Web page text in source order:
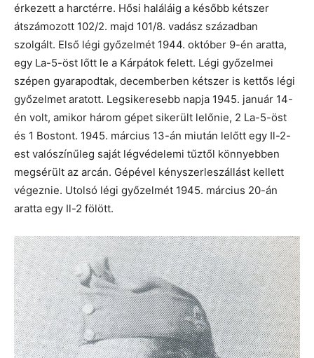
érkezett a harctérre. Hősi haláláig a később kétszer
átszámozott 102/2. majd 101/8. vadász században
szolgált. Első légi győzelmét 1944. október 9-én aratta,
egy La-5-öst lőtt le a Kárpátok felett. Légi győzelmei
szépen gyarapodtak, decemberben kétszer is kettős légi
győzelmet aratott. Legsikeresebb napja 1945. január 14-
én volt, amikor három gépet sikerült lelőnie, 2 La-5-öst
és 1 Bostont. 1945. március 13-án miután lelőtt egy Il-2-
est valószínűleg saját légvédelemi tűztől könnyebben
megsérült az arcán. Gépével kényszerleszállást kellett
végeznie. Utolsó légi győzelmét 1945. március 20-án
aratta egy Il-2 fölött.